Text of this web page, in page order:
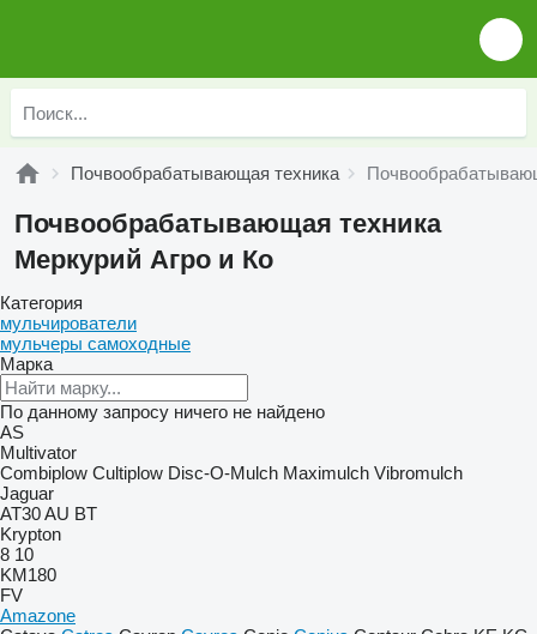
Почвообрабатывающая техника
Почвообрабатывающая техника
Меркурий Агро и Ко
Категория
мульчирователи
мульчеры самоходные
Марка
По данному запросу ничего не найдено
AS
Multivator
Combiplow Cultiplow Disc-O-Mulch Maximulch Vibromulch
Jaguar
AT30AU BT
Krypton
8 10
KM180
FV
Amazone